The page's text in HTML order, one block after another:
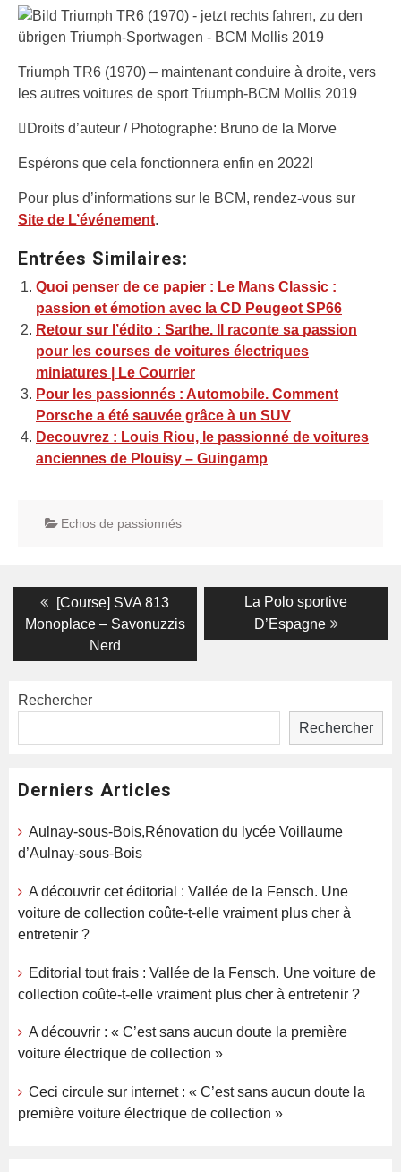
Triumph TR6 (1970) – maintenant conduire à droite, vers
les autres voitures de sport Triumph-BCM Mollis 2019
Droits d’auteur / Photographe: Bruno de la Morve
Espérons que cela fonctionnera enfin en 2022!
Pour plus d’informations sur le BCM, rendez-vous sur
Site de L’événement.
Entrées Similaires:
Quoi penser de ce papier : Le Mans Classic :
passion et émotion avec la CD Peugeot SP66
Retour sur l’édito : Sarthe. Il raconte sa passion
pour les courses de voitures électriques
miniatures | Le Courrier
Pour les passionnés : Automobile. Comment
Porsche a été sauvée grâce à un SUV
Decouvrez : Louis Riou, le passionné de voitures
anciennes de Plouisy – Guingamp
Echos de passionnés
Navigation
de
Previous
post:
[Course] SVA 813
Monoplace – Savonuzzis
Nerd
Next
post:
La Polo sportive
D’Espagne
Rechercher
Rechercher
Derniers Articles
Aulnay-sous-Bois,Rénovation du lycée Voillaume
d’Aulnay-sous-Bois
A découvrir cet éditorial : Vallée de la Fensch. Une
voiture de collection coûte-t-elle vraiment plus cher à
entretenir ?
Editorial tout frais : Vallée de la Fensch. Une voiture de
collection coûte-t-elle vraiment plus cher à entretenir ?
A découvrir : « C’est sans aucun doute la première
voiture électrique de collection »
Ceci circule sur internet : « C’est sans aucun doute la
première voiture électrique de collection »